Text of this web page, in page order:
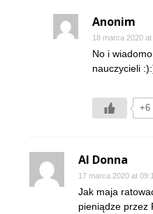
Anonim
18 marca 2020
No i
nauczycieli
+6
Al Donna
17 marca 2020 at
Jak maja
pieniądze przez